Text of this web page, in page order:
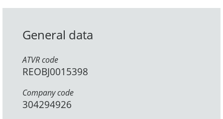
General data
ATVR code
REOBJ0015398
Company code
304294926